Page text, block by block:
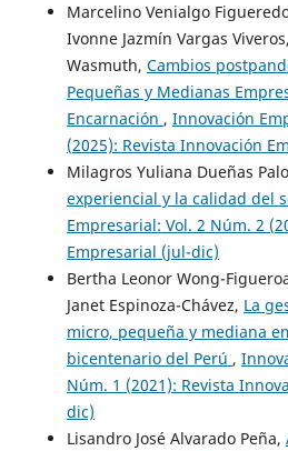
Marcelino Venialgo
Ivonne Jazmín Vargas
Wasmuth, Cambios
Pequeñas y Medianas
Encarnación , Innovación
(2025): Revista Innovación
Milagros Yuliana Dueñas
experiencial y la calidad del
Empresarial: Vol. 2 Núm. 2
Empresarial (jul-dic)
Bertha Leonor Wong-
Janet Espinoza-Chávez, La
micro, pequeña y mediana
bicentenario del Perú ,
Núm. 1 (2021): Revista
dic)
Lisandro José Alvarado Peña,